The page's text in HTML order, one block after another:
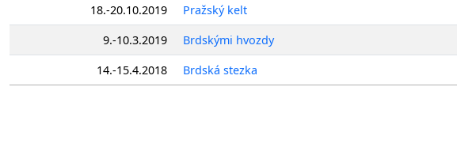
18.-20.10.2019
Pražský kelt
9.-10.3.2019
Brdskými hvozdy
14.-15.4.2018
Brdská stezka